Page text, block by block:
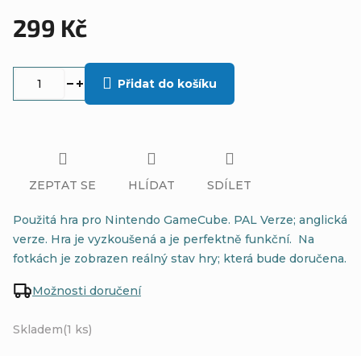
299 Kč
Skladem(1 ks)
Možnosti doručení
Přidat do košíku
Použitá hra pro Nintendo GameCube. PAL Verze; anglická
verze. Hra je vyzkoušená a je perfektně funkční. Na
fotkách je zobrazen reálný stav hry; která bude doručena.
ZEPTAT SE HLÍDAT SDÍLET